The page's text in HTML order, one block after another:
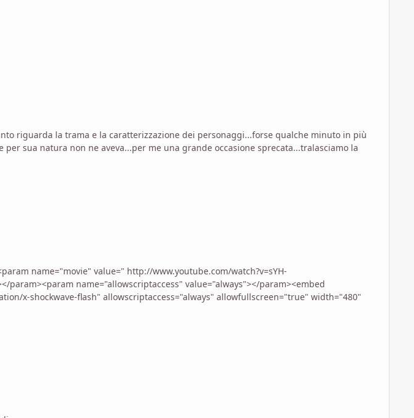
riguarda la trama e la caratterizzazione dei personaggi...forse qualche minuto in più
sua natura non ne aveva...per me una grande occasione sprecata...tralasciamo la
param><param name="allowscriptaccess" value="always"></param><embed
x-shockwave-flash" allowscriptaccess="always" allowfullscreen="true" width="480"